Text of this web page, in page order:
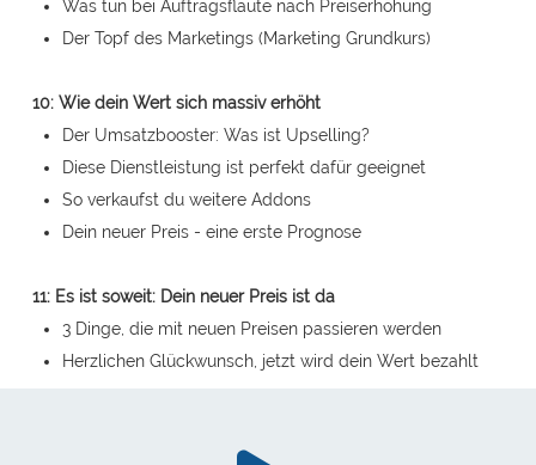
Was tun bei Auftragsflaute nach Preiserhöhung
Der Topf des Marketings (Marketing Grundkurs)
10: Wie dein Wert sich massiv erhöht
Der Umsatzbooster: Was ist Upselling?
Diese Dienstleistung ist perfekt dafür geeignet
So verkaufst du weitere Addons
Dein neuer Preis - eine erste Prognose
11: Es ist soweit: Dein neuer Preis ist da
3 Dinge, die mit neuen Preisen passieren werden
Herzlichen Glückwunsch, jetzt wird dein Wert bezahlt